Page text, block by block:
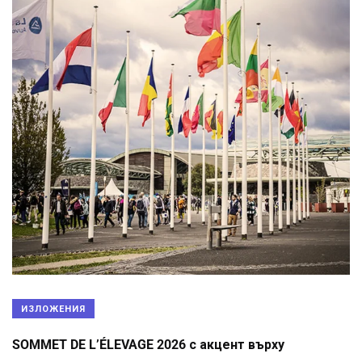
ИЗЛОЖЕНИЯ
SOMMET DE L’ÉLEVAGE 2026 с акцент върху